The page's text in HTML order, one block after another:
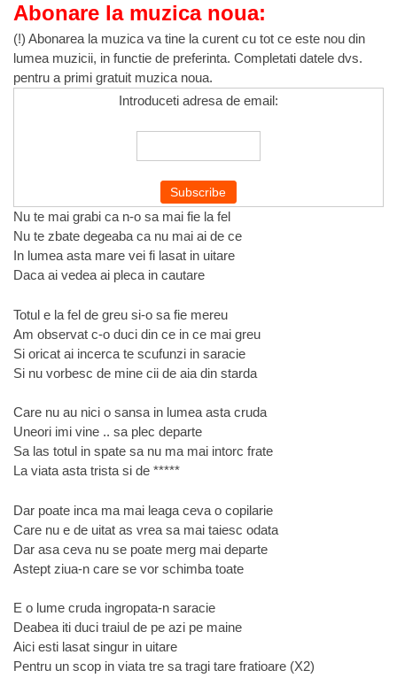
Abonare la muzica noua:
(!) Abonarea la muzica va tine la curent cu tot ce este nou din
lumea muzicii, in functie de preferinta. Completati datele dvs.
pentru a primi gratuit muzica noua.
Introduceti adresa de email:
Nu te mai grabi ca n-o sa mai fie la fel
Nu te zbate degeaba ca nu mai ai de ce
In lumea asta mare vei fi lasat in uitare
Daca ai vedea ai pleca in cautare
Totul e la fel de greu si-o sa fie mereu
Am observat c-o duci din ce in ce mai greu
Si oricat ai incerca te scufunzi in saracie
Si nu vorbesc de mine cii de aia din starda
Care nu au nici o sansa in lumea asta cruda
Uneori imi vine .. sa plec departe
Sa las totul in spate sa nu ma mai intorc frate
La viata asta trista si de *****
Dar poate inca ma mai leaga ceva o copilarie
Care nu e de uitat as vrea sa mai taiesc odata
Dar asa ceva nu se poate merg mai departe
Astept ziua-n care se vor schimba toate
E o lume cruda ingropata-n saracie
Deabea iti duci traiul de pe azi pe maine
Aici esti lasat singur in uitare
Pentru un scop in viata tre sa tragi tare fratioare (X2)